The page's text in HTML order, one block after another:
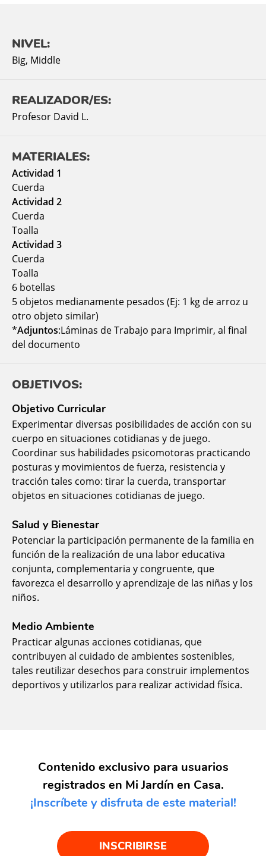
NIVEL:
Big, Middle
REALIZADOR/ES:
Profesor David L.
MATERIALES:
Actividad 1
Cuerda
Actividad 2
Cuerda
Toalla
Actividad 3
Cuerda
Toalla
6 botellas
5 objetos medianamente pesados (Ej: 1 kg de arroz u
otro objeto similar)
*Adjuntos:Láminas de Trabajo para Imprimir, al final
del documento
OBJETIVOS:
Objetivo Curricular
Experimentar diversas posibilidades de acción con su
cuerpo en situaciones cotidianas y de juego.
Coordinar sus habilidades psicomotoras practicando
posturas y movimientos de fuerza, resistencia y
tracción tales como: tirar la cuerda, transportar
objetos en situaciones cotidianas de juego.
Salud y Bienestar
Potenciar la participación permanente de la familia en
función de la realización de una labor educativa
conjunta, complementaria y congruente, que
favorezca el desarrollo y aprendizaje de las niñas y los
niños.
Medio Ambiente
Practicar algunas acciones cotidianas, que
contribuyen al cuidado de ambientes sostenibles,
tales reutilizar desechos para construir implementos
deportivos y utilizarlos para realizar actividad física.
Contenido exclusivo para usuarios
registrados en Mi Jardín en Casa.
¡Inscríbete y disfruta de este material!
INSCRIBIRSE